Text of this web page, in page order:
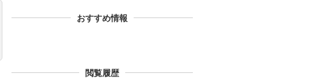
おすすめ情報
閲覧履歴